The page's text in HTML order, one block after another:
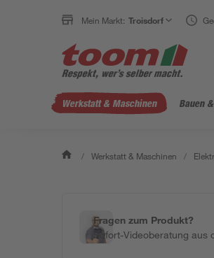
Mein Markt: Troisdorf
Werkstatt & Maschinen Bauen
/ Werkstatt & Maschinen /
Fragen zum Produkt?
Sofort-Videoberatung aus